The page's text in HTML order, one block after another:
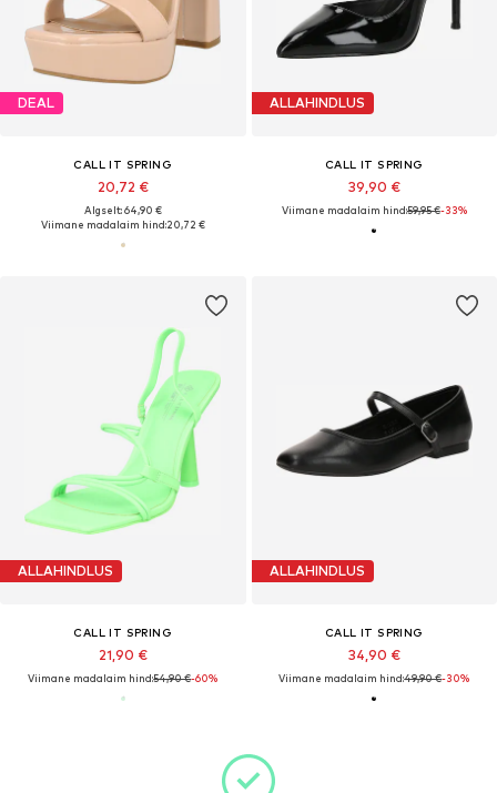
DEAL
CALL IT SPRING
20,72 €
Algselt: 64,90 €
Viimane madalaim hind:20,72 €
ALLAHINDLUS
CALL IT SPRING
39,90 €
Viimane madalaim hind:59,95 €-33%
ALLAHINDLUS
CALL IT SPRING
21,90 €
Viimane madalaim hind:54,90 €-60%
ALLAHINDLUS
CALL IT SPRING
34,90 €
Viimane madalaim hind:49,90 €-30%